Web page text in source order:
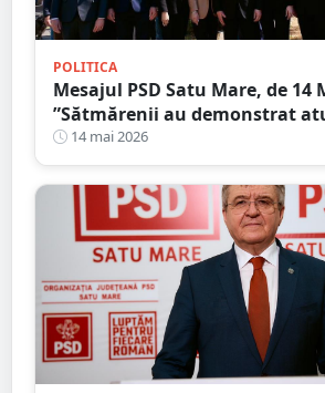
POLITICA
Mesajul PSD Satu Mare, de 14
”Sătmărenii au demonstrat
fața unei tragedii, solidaritatea
transforma suferința în
14 mai 2026